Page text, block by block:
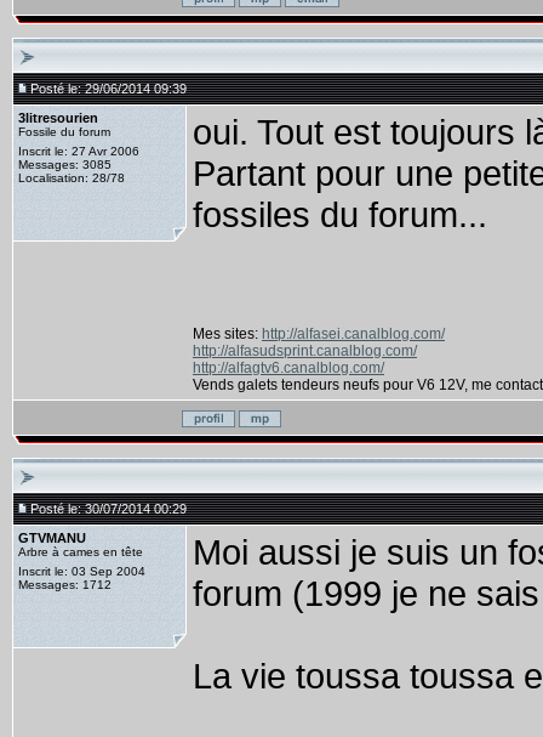
Posté le: 29/06/2014 09:39
3litresourien
Fossile du forum
Inscrit le: 27 Avr 2006
Messages: 3085
Localisation: 28/78
oui. Tout est toujours
Partant pour une
fossiles du forum...
Mes sites: http://alfasei.canalblog.com/
http://alfasudsprint.canalblog.com/
http://alfagtv6.canalblog.com/
Vends galets tendeurs neufs pour V6 12V, me
Posté le: 30/07/2014 00:29
GTVMANU
Arbre à cames en tête
Inscrit le: 03 Sep 2004
Messages: 1712
Moi aussi je suis un
forum (1999 je ne
La vie toussa toussa